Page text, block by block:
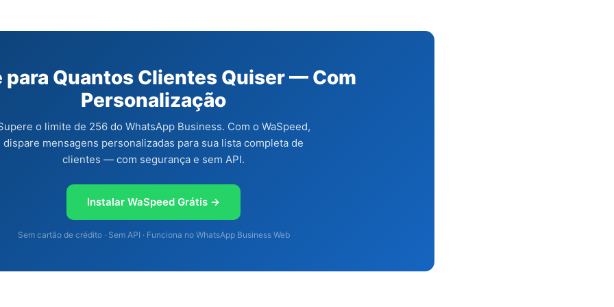
para Quantos Clientes Quiser — Com
Personalização
o limite de 256 do WhatsApp Business. Com o WaSpeed,
dispare mensagens personalizadas para sua lista completa de
clientes — com segurança e sem API.
Instalar WaSpeed Grátis →
Sem cartão de crédito · Sem API · Funciona no WhatsApp Business Web